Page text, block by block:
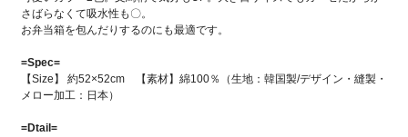
さばらなくて吸水性も〇。
お弁当箱を包んだりするのにも最適です。
=Spec=
【Size】 約52×52cm 【素材】綿100％（生地：韓国製/デザイン・縫製・
メロー加工：日本）
=Dtail=